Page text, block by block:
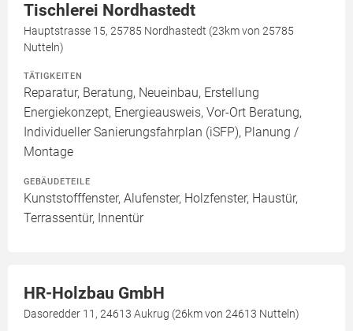
Tischlerei Nordhastedt
Hauptstrasse 15, 25785 Nordhastedt (23km von 25785
Nutteln)
TÄTIGKEITEN
Reparatur, Beratung, Neueinbau, Erstellung
Energiekonzept, Energieausweis, Vor-Ort Beratung,
Individueller Sanierungsfahrplan (iSFP), Planung /
Montage
GEBÄUDETEILE
Kunststofffenster, Alufenster, Holzfenster, Haustür,
Terrassentür, Innentür
HR-Holzbau GmbH
Dasoredder 11, 24613 Aukrug (26km von 24613 Nutteln)